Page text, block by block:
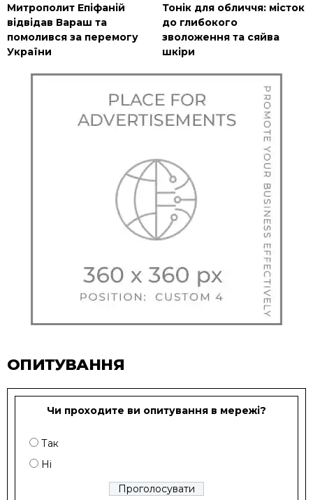
Митрополит Епіфаній
відвідав Вараш та
помолився за перемогу
України
Тонік для обличчя: місток
до глибокого
зволоження та сяйва
шкіри
ОПИТУВАННЯ
Чи проходите ви опитування в мережі?
Так
Ні